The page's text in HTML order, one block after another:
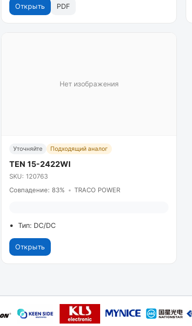
Открыть PDF
Нет изображения
Уточняйте Подходящий аналог
TEN 15-2422WI
SKU: 120763
Совпадение: 83% • TRACO POWER
Тип: DC/DC
Открыть